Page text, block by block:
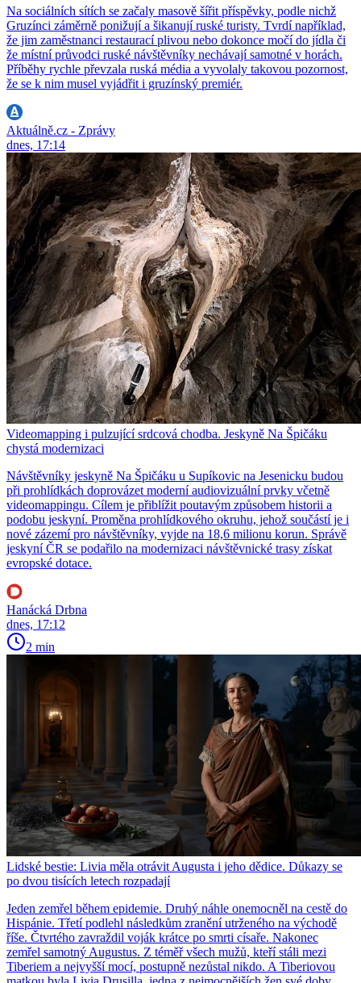
Na sociálních sítích se začaly masově šířit příspěvky, podle nichž
Gruzínci záměrně ponižují a šikanují ruské turisty. Tvrdí například,
že jim zaměstnanci restaurací plivou nebo dokonce močí do jídla či
že místní průvodci ruské návštěvníky nechávají samotné v horách.
Příběhy rychle převzala ruská média a vyvolaly takovou pozornost,
že se k nim musel vyjádřit i gruzínský premiér.
Aktuálně.cz - Zprávy
dnes, 17:14
Videomapping i pulzující srdcová chodba. Jeskyně Na Špičáku
chystá modernizaci
Návštěvníky jeskyně Na Špičáku u Supíkovic na Jesenicku budou
při prohlídkách doprovázet moderní audiovizuální prvky včetně
videomappingu. Cílem je přiblížit poutavým způsobem historii a
podobu jeskyní. Proměna prohlídkového okruhu, jehož součástí je i
nové zázemí pro návštěvníky, vyjde na 18,6 milionu korun. Správě
jeskyní ČR se podařilo na modernizaci návštěvnické trasy získat
evropské dotace.
Hanácká Drbna
dnes, 17:12
2 min
Lidské bestie: Livia měla otrávit Augusta i jeho dědice. Důkazy se
po dvou tisících letech rozpadají
Jeden zemřel během epidemie. Druhý náhle onemocněl na cestě do
Hispánie. Třetí podlehl následkům zranění utrženého na východě
říše. Čtvrtého zavraždil voják krátce po smrti císaře. Nakonec
zemřel samotný Augustus. Z téměř všech mužů, kteří stáli mezi
Tiberiem a nejvyšší mocí, postupně nezůstal nikdo. A Tiberiovou